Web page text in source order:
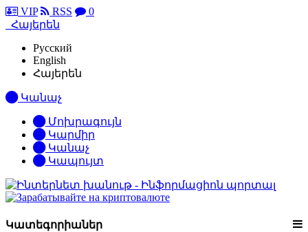
VIP RSS
0
Հայերեն
Русский
English
Հայերեն
Կանաչ
Մոխրագույն
Կարմիր
Կանաչ
Կապույտ
Կատեգորիաներ